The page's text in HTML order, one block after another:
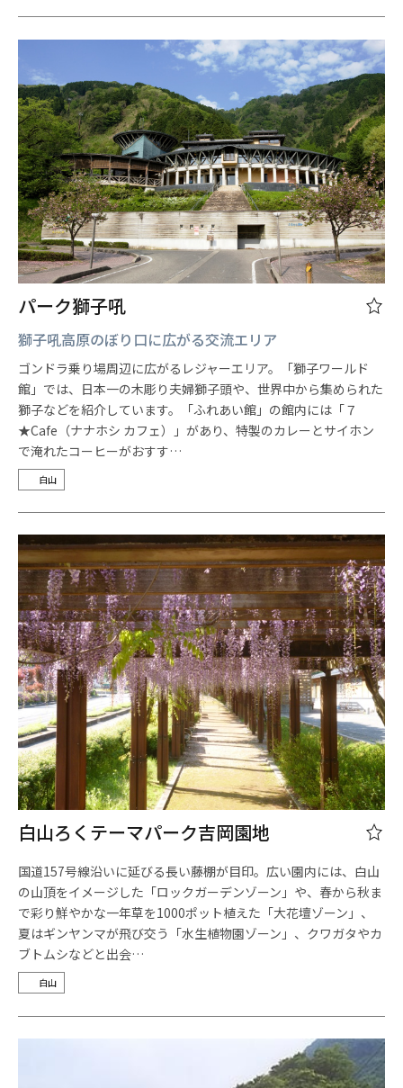
パーク獅子吼
獅子吼高原のぼり口に広がる交流エリア
ゴンドラ乗り場周辺に広がるレジャーエリア。「獅子ワールド
館」では、日本一の木彫り夫婦獅子頭や、世界中から集められた
獅子などを紹介しています。「ふれあい館」の館内には「７
★Cafe（ナナホシ カフェ）」があり、特製のカレーとサイホン
で淹れたコーヒーがおすす…
白山
白山ろくテーマパーク吉岡園地
国道157号線沿いに延びる長い藤棚が目印。広い園内には、白山
の山頂をイメージした「ロックガーデンゾーン」や、春から秋ま
で彩り鮮やかな一年草を1000ポット植えた「大花壇ゾーン」、
夏はギンヤンマが飛び交う「水生植物園ゾーン」、クワガタやカ
ブトムシなどと出会…
白山